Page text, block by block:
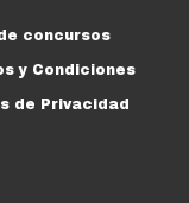
concursos
y Condiciones
de Privacidad